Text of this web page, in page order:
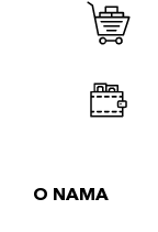
O NAMA